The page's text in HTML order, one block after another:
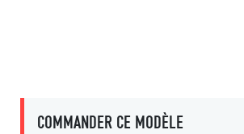
COMMANDER CE MODÈLE